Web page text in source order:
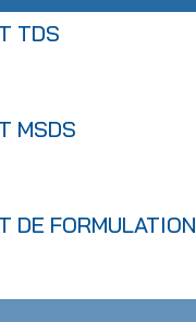
TDS
MSDS
DE FORMULATION